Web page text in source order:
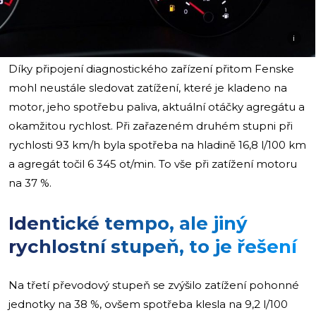
i
Díky připojení diagnostického zařízení přitom Fenske
mohl neustále sledovat zatížení, které je kladeno na
motor, jeho spotřebu paliva, aktuální otáčky agregátu a
okamžitou rychlost. Při zařazeném druhém stupni při
rychlosti 93 km/h byla spotřeba na hladině 16,8 l/100 km
a agregát točil 6 345 ot/min. To vše při zatížení motoru
na 37 %.
Identické tempo, ale jiný
rychlostní stupeň, to je řešení
Na třetí převodový stupeň se zvýšilo zatížení pohonné
jednotky na 38 %, ovšem spotřeba klesla na 9,2 l/100